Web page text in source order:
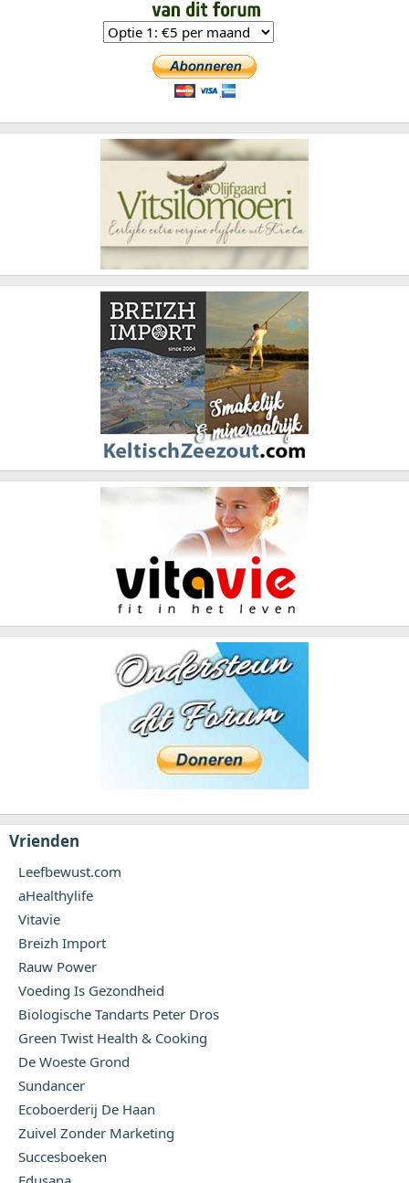
Vrienden
Leefbewust.com
aHealthylife
Vitavie
Breizh Import
Rauw Power
Voeding Is Gezondheid
Biologische Tandarts Peter Dros
Green Twist Health & Cooking
De Woeste Grond
Sundancer
Ecoboerderij De Haan
Zuivel Zonder Marketing
Succesboeken